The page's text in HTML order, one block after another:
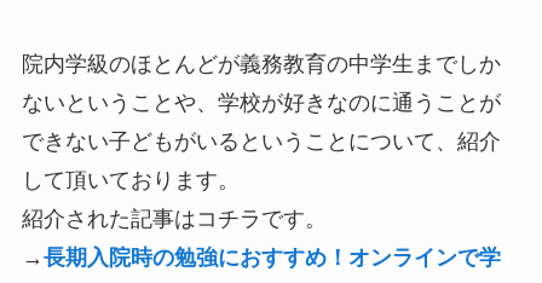
院内学級のほとんどが義務教育の中学生までしか
ないということや、学校が好きなのに通うことが
できない子どもがいるということについて、紹介
して頂いております。
紹介された記事はコチラです。
→長期入院時の勉強におすすめ！オンラインで学